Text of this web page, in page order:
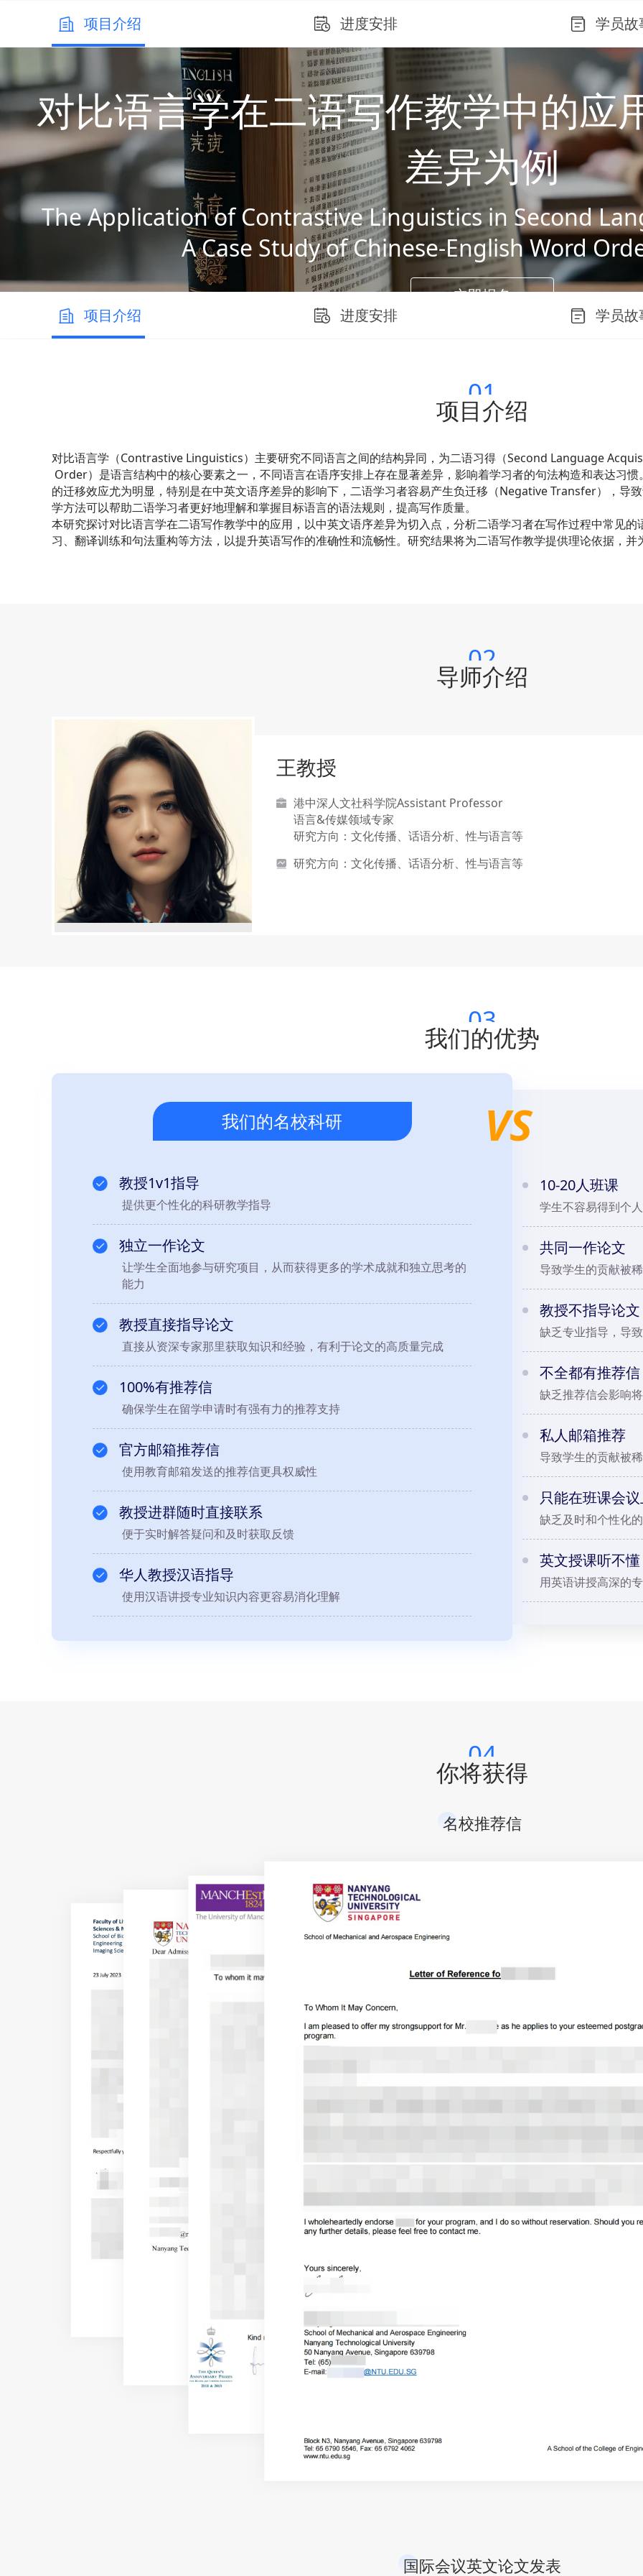
项目介绍 进度安排 学员故
对比语言学在二语写作教学中的应
差异为例
The Application of Contrastive Linguistics in Second
A Case Study of Chinese-English Word
立即报名
项目介绍
进度安排 学员故
01
项目介绍
对比语言学（Contrastive Linguistics）主要研究不同语言之间的结构异同，为二语习得（Second Language
Order）是语言结构中的核心要素之一，不同语言在语序安排上存在显著差异，影响着学习者的句法构造和表达习
的迁移效应尤为明显，特别是在中英文语序差异的影响下，二语学习者容易产生负迁移（Negative Transfer），导
学方法可以帮助二语学习者更好地理解和掌握目标语言的语法规则，提高写作质量。
本研究探讨对比语言学在二语写作教学中的应用，以中英文语序差异为切入点，分析二语学习者在写作过程中常见
习、翻译训练和句法重构等方法，以提升英语写作的准确性和流畅性。研究结果将为二语写作教学提供理论依据，
02
导师介绍
王教授
港中深人文社科学院Assistant Professor
语言&传媒领域专家
研究方向：文化传播、话语分析、性与语言等
研究方向：文化传播、话语分析、性与语言等
03
我们的优势
VS
我们的名校科研
教授1v1指导
提供更个性化的科研教学指导
独立一作论文
让学生全面地参与研究项目，从而获得更多的学术成就和独立思考的
能力
教授直接指导论文
直接从资深专家那里获取知识和经验，有利于论文的高质量完成
100%有推荐信
确保学生在留学申请时有强有力的推荐支持
官方邮箱推荐信
使用教育邮箱发送的推荐信更具权威性
教授进群随时直接联系
便于实时解答疑问和及时获取反馈
华人教授汉语指导
使用汉语讲授专业知识内容更容易消化理解
10-20人班课
学生不容易得到个
共同一作论文
导致学生的贡献被
教授不指导论文
缺乏专业指导，导
不全都有推荐信
缺乏推荐信会影响
私人邮箱推荐
导致学生的贡献被
只能在班课会
缺乏及时和个性化
英文授课听不懂
用英语讲授高深的
04
你将获得
名校推荐信
国际会议英文论文发表